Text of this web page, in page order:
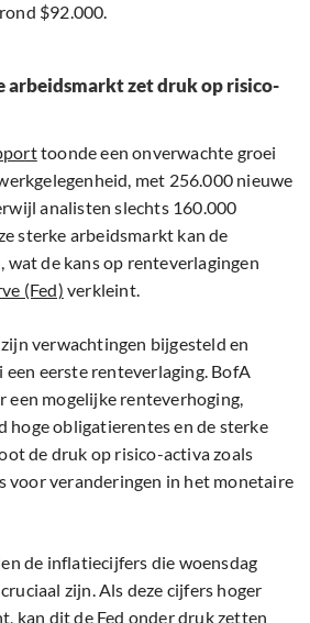
$92.000.
arbeidsmarkt zet druk op risico-
toonde een onverwachte groei
met 256.000 nieuwe
analisten slechts 160.000
sterke arbeidsmarkt kan de
de kans op renteverlagingen
(Fed) verkleint.
verwachtingen bijgesteld en
eerste renteverlaging. BofA
een mogelijke renteverhoging,
hoge obligatierentes en de sterke
de druk op risico-activa zoals
voor veranderingen in het monetaire
de inflatiecijfers die woensdag
zijn. Als deze cijfers hoger
kan dit de Fed onder druk zetten